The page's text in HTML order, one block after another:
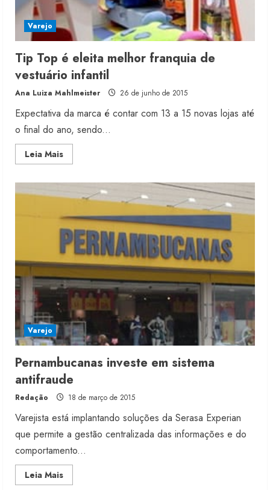
Varejo
Tip Top é eleita melhor franquia de
vestuário infantil
Ana Luiza Mahlmeister 26 de junho de 2015
Expectativa da marca é contar com 13 a 15 novas lojas até
o final do ano, sendo...
Leia MaisRead
more
é
melhor
franquia
de
vestuário
infantil
Varejo
Pernambucanas investe em sistema
antifraude
Redação 18 de março de 2015
Varejista está implantando soluções da Serasa Experian
que permite a gestão centralizada das informações e do
comportamento...
Leia MaisRead
more